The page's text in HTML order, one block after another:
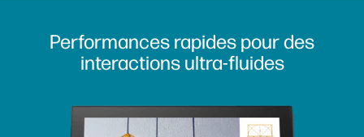
Performances rapides pour des
interactions ultra-fluides